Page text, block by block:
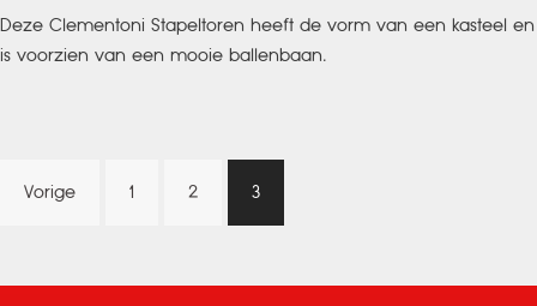
Deze Clementoni Stapeltoren heeft de vorm van een kasteel en
is voorzien van een mooie ballenbaan.
Berichten
paginering
Vorige 1 2 3